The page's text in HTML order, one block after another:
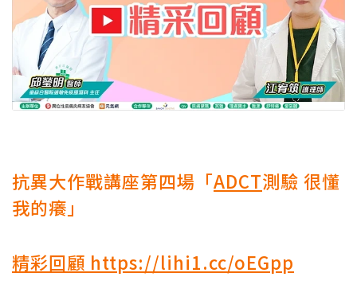
抗異大作戰講座第四場「ADCT測驗 很懂
我的癢」
精彩回顧 https://lihi1.cc/oEGpp